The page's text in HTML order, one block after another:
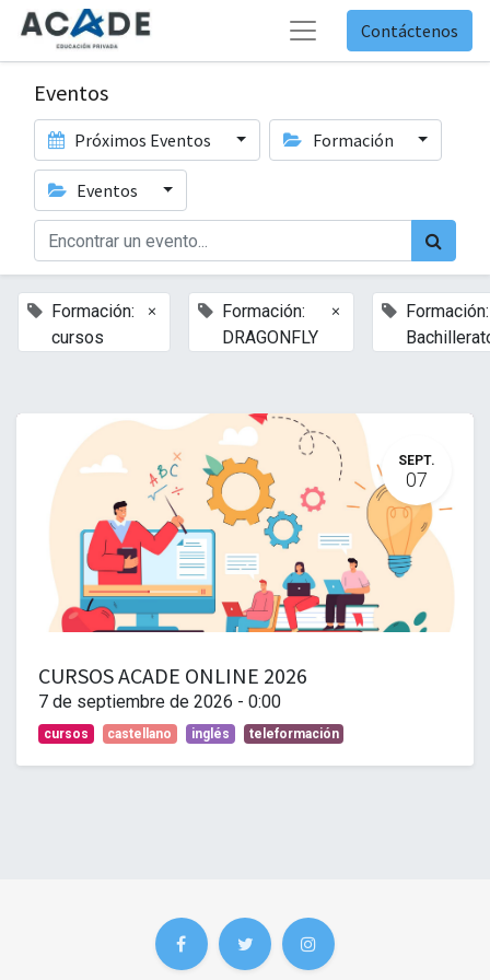
Contáctenos
Eventos
Próximos Eventos Formación
Eventos
Formación:
cursos
×
Formación:
DRAGONFLY
×
Formación:
SEPT.
07
CURSOS ACADE ONLINE 2026
7 de septiembre de 2026 - 0:00
cursos castellano inglés teleformación